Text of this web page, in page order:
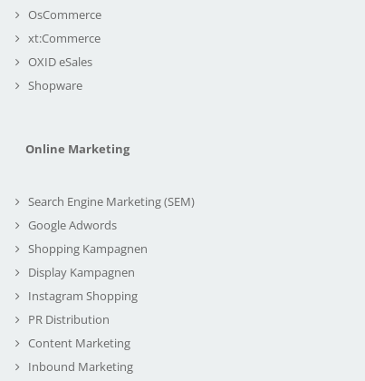
OsCommerce
xt:Commerce
OXID eSales
Shopware
Online Marketing
Search Engine Marketing (SEM)
Google Adwords
Shopping Kampagnen
Display Kampagnen
Instagram Shopping
PR Distribution
Content Marketing
Inbound Marketing